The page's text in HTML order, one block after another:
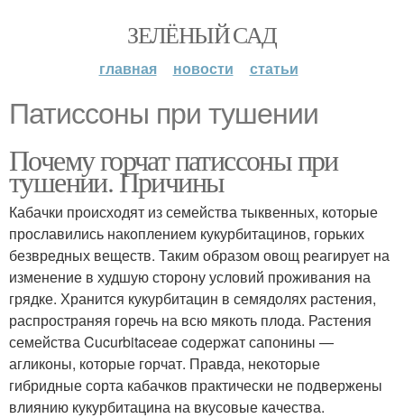
ЗЕЛЁНЫЙ САД
главная новости статьи
Патиссоны при тушении
Почему горчат патиссоны при
тушении. Причины
Кабачки происходят из семейства тыквенных, которые
прославились накоплением кукурбитацинов, горьких
безвредных веществ. Таким образом овощ реагирует на
изменение в худшую сторону условий проживания на
грядке. Хранится кукурбитацин в семядолях растения,
распространяя горечь на всю мякоть плода. Растения
семейства Cucurbitaceae содержат сапонины —
агликоны, которые горчат. Правда, некоторые
гибридные сорта кабачков практически не подвержены
влиянию кукурбитацина на вкусовые качества.